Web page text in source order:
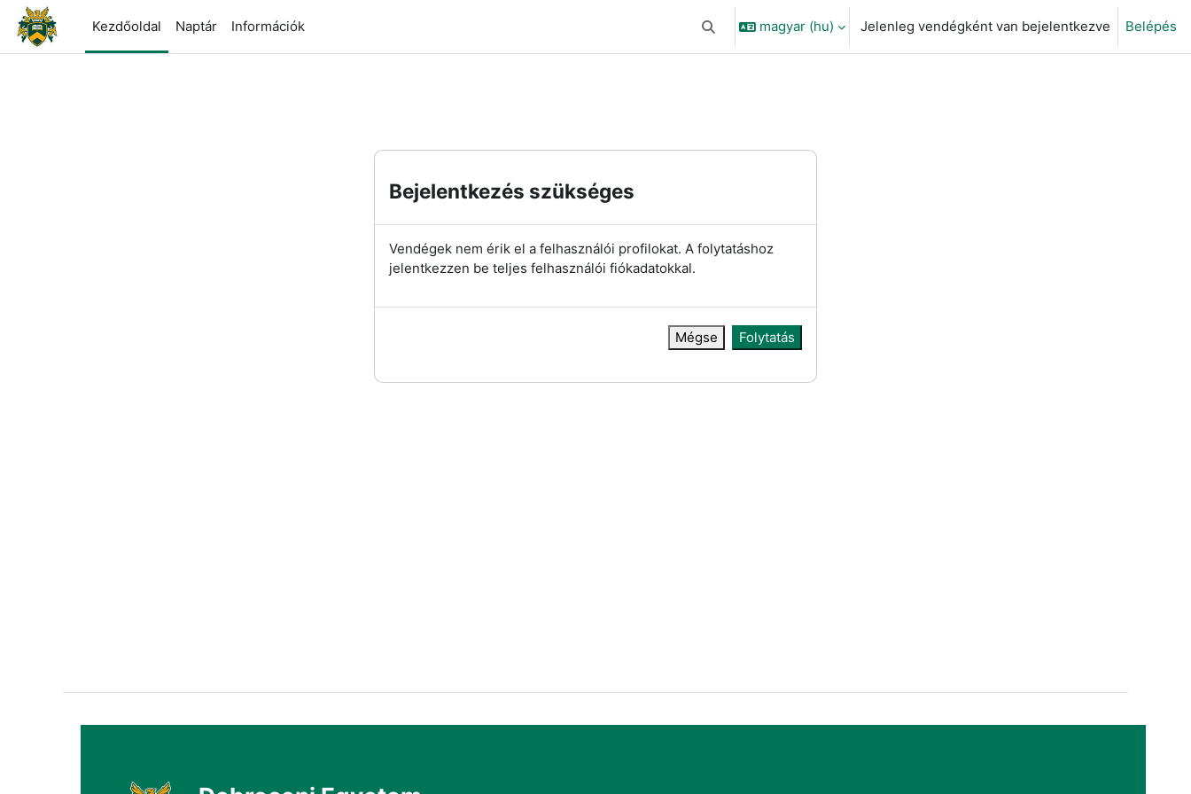
Tovább a fő tartalomhoz
Kezdőoldal
Naptár Információk Keresési bemeneti adatok váltása
magyar ‎(hu)‎ Jelenleg vendégként van bejelentkezve Belépés
Bejelentkezés szükséges
Vendégek nem érik el a felhasználói profilokat. A folytatáshoz
jelentkezzen be teljes felhasználói fiókadatokkal.
Mégse Folytatás